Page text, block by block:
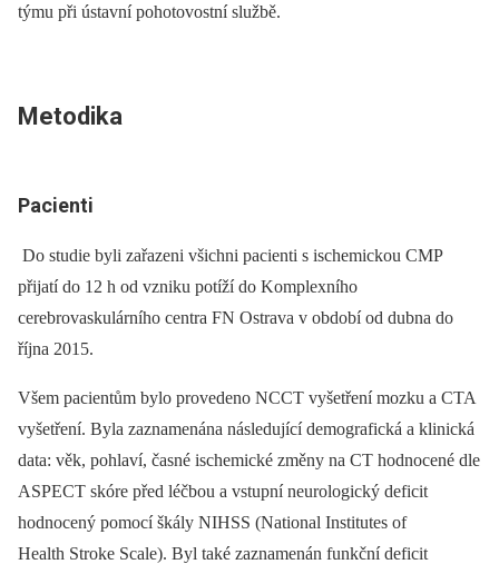
týmu při ústavní pohotovostní službě.
Metodika
Pacienti
Do studie byli zařazeni všichni pacienti s ischemickou CMP
přijatí do 12 h od vzniku potíží do Komplexního
cerebrovaskulárního centra FN Ostrava v období od dubna do
října 2015.
Všem pacientům bylo provedeno NCCT vyšetření mozku a CTA
vyšetření. Byla zaznamenána následující demografická a klinická
data: věk, pohlaví, časné ischemické změny na CT hodnocené dle
ASPECT skóre před léčbou a vstupní neurologický deficit
hodnocený pomocí škály NIHSS (National Institutes of
Health Stroke Scale). Byl také zaznamenán funkční deficit